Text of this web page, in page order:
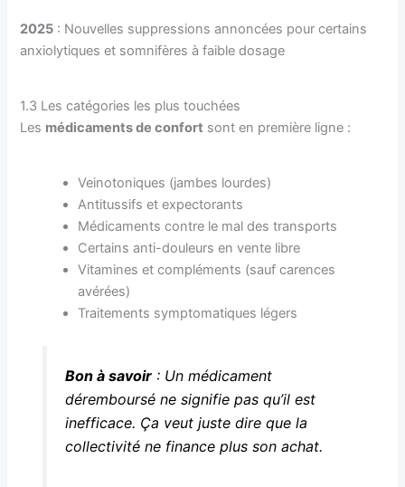
2025 : Nouvelles suppressions annoncées pour certains
anxiolytiques et somnifères à faible dosage
1.3 Les catégories les plus touchées
Les médicaments de confort sont en première ligne :
Veinotoniques (jambes lourdes)
Antitussifs et expectorants
Médicaments contre le mal des transports
Certains anti-douleurs en vente libre
Vitamines et compléments (sauf carences
avérées)
Traitements symptomatiques légers
Bon à savoir: Un médicament
déremboursé ne signifie pas qu’il est
inefficace. Ça veut juste dire que la
collectivité ne finance plus son achat.